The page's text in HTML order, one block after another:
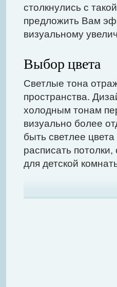
столкнулись с
предложить Вам
визуальному
Выбор цвета
Светлые тона
пространства.
холодным тонам
визуально более
быть светлее
расписать
для детской